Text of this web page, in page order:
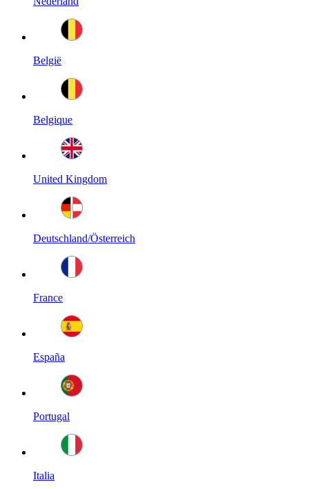
België
Belgique
United Kingdom
Deutschland/Österreich
France
España
Portugal
Italia